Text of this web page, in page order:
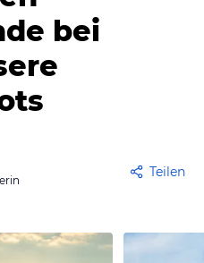
bei
Teilen